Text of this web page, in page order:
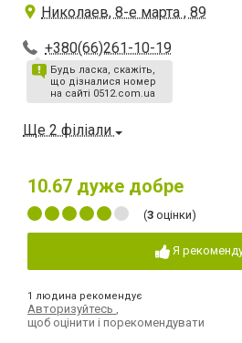
Николаев, 8-е марта , 89
+380(66)261-10-19
Будь ласка, скажіть,
що дізналися номер
на сайті 0512.com.ua
Ще 2 філіали
10.67 дуже добре
(3 оцінки)
Я
1 людина рекомендує
Авторизуйтесь
щоб оцінити і порекомендувати